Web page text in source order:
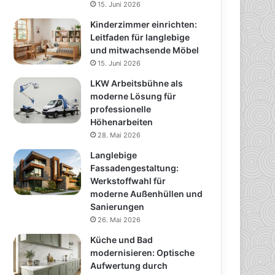
15. Juni 2026
Kinderzimmer einrichten:
Leitfaden für langlebige
und mitwachsende Möbel
15. Juni 2026
LKW Arbeitsbühne als
moderne Lösung für
professionelle
Höhenarbeiten
28. Mai 2026
Langlebige
Fassadengestaltung:
Werkstoffwahl für
moderne Außenhüllen und
Sanierungen
26. Mai 2026
Küche und Bad
modernisieren: Optische
Aufwertung durch